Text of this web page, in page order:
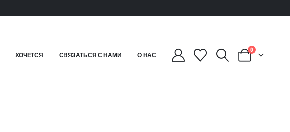
ХОЧЕТСЯ СВЯЗАТЬСЯ С НАМИ О НАС
0